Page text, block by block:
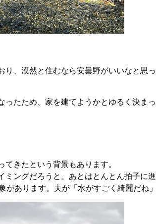
、漠然と住むなら安曇野がいいなと思っ
たため、家を建てようかとゆるく決まっ
きたという背景もあります。
ングだろうと。あとはとんとん拍子に進
あります。夫が「水がすごく綺麗だね